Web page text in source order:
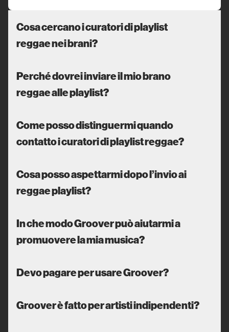
Cosa cercano i curatori di playlist
reggae nei brani?
Perché dovrei inviare il mio brano
reggae alle playlist?
Come posso distinguermi quando
contatto i curatori di playlist reggae?
Cosa posso aspettarmi dopo l’invio ai
reggae playlist?
In che modo Groover può aiutarmi a
promuovere la mia musica?
Devo pagare per usare Groover?
Groover è fatto per artisti indipendenti?